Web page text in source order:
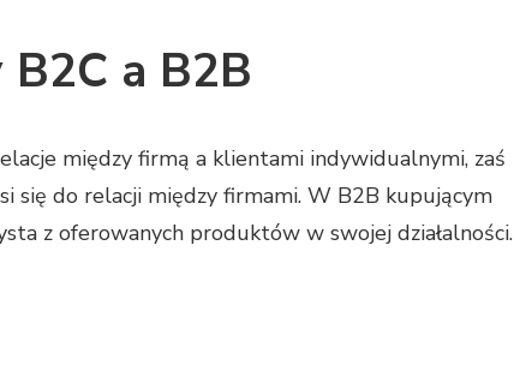
B2C a B2B
między firmą a klientami indywidualnymi, zaś
się do relacji między firmami. W B2B kupującym
z oferowanych produktów w swojej działalności.